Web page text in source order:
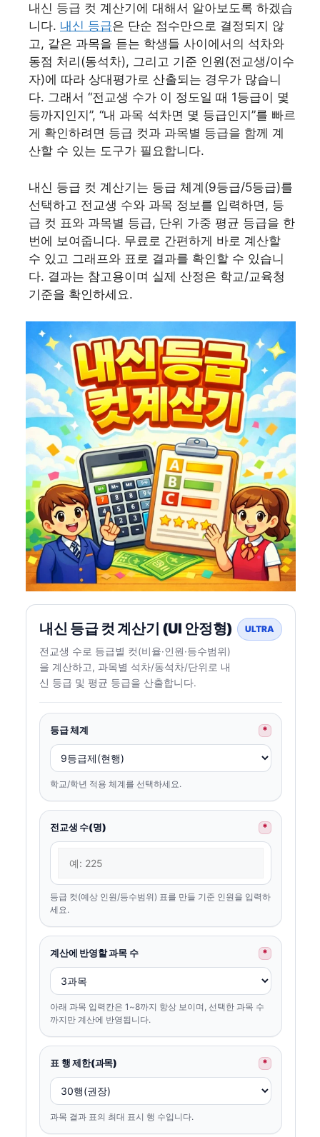
내신 등급 컷 계산기에 대해서 알아보도록 하겠습
니다. 내신 등급은 단순 점수만으로 결정되지 않
고, 같은 과목을 듣는 학생들 사이에서의 석차와
동점 처리(동석차), 그리고 기준 인원(전교생/이수
자)에 따라 상대평가로 산출되는 경우가 많습니
다. 그래서 “전교생 수가 이 정도일 때 1등급이 몇
등까지인지”, “내 과목 석차면 몇 등급인지”를 빠르
게 확인하려면 등급 컷과 과목별 등급을 함께 계
산할 수 있는 도구가 필요합니다.
내신 등급 컷 계산기는 등급 체계(9등급/5등급)를
선택하고 전교생 수와 과목 정보를 입력하면, 등
급 컷 표와 과목별 등급, 단위 가중 평균 등급을 한
번에 보여줍니다. 무료로 간편하게 바로 계산할
수 있고 그래프와 표로 결과를 확인할 수 있습니
다. 결과는 참고용이며 실제 산정은 학교/교육청
기준을 확인하세요.
내신 등급 컷 계산기 (UI 안정형)
전교생 수로 등급별 컷(비율·인원·등수범위)
을 계산하고, 과목별 석차/동석차/단위로 내
신 등급 및 평균 등급을 산출합니다.
ULTRA
등급 체계 *
학교/학년 적용 체계를 선택하세요.
전교생 수(명) *
등급 컷(예상 인원/등수범위) 표를 만들 기준 인원을 입력하
세요.
계산에 반영할 과목 수 *
아래 과목 입력칸은 1~8까지 항상 보이며, 선택한 과목 수
까지만 계산에 반영됩니다.
표 행 제한(과목) *
과목 결과 표의 최대 표시 행 수입니다.